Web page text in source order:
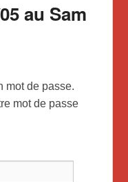
au Sam
mot de passe.
mot de passe